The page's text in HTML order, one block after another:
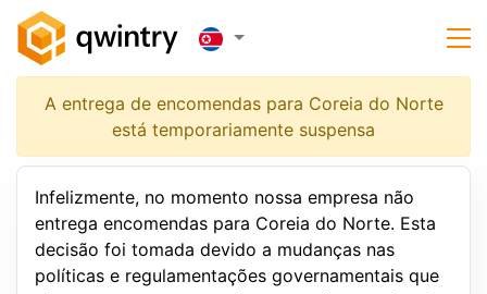
A entrega de encomendas para Coreia do Norte
está temporariamente suspensa
Infelizmente, no momento nossa empresa não
entrega encomendas para Coreia do Norte. Esta
decisão foi tomada devido a mudanças nas
políticas e regulamentações governamentais que